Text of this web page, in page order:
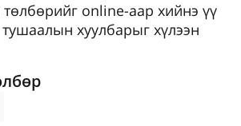
online-аар хийнэ үү
хуулбарыг хүлээн